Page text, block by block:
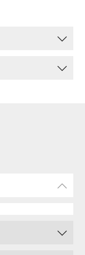
предлагает
в одном
частотного
передача
DMR Tier